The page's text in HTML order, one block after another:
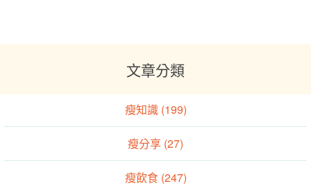
文章分類
瘦知識 (199)
瘦分享 (27)
瘦飲食 (247)